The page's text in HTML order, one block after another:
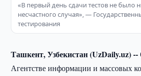
«В первый день сдачи тестов не было
несчастного случая», —
тестирования
Ташкент, Узбекистан (UzDaily.uz) --
Агентстве информации и массовых